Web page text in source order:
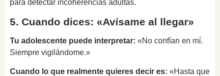
para detectar incoherencias adultas.
5. Cuando dices: «Avísame al llegar»
Tu adolescente puede interpretar: «No confían en mí.
Siempre vigilándome.»
Cuando lo que realmente quieres decir es: «Hasta que